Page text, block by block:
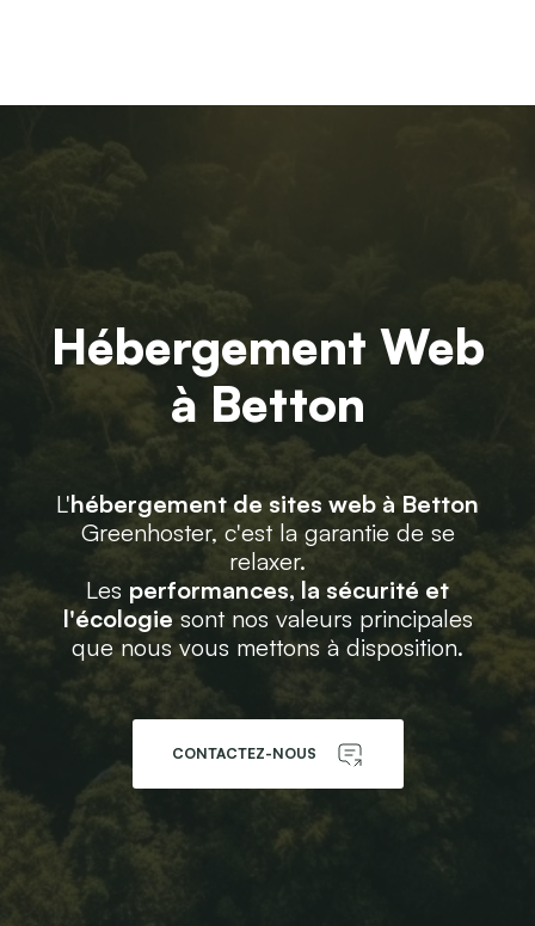
Hébergement Web
à Betton
L'hébergement de sites web à Betton
Greenhoster, c'est la garantie de se
relaxer.
Les performances, la sécurité et
l'écologie sont nos valeurs principales
que nous vous mettons à disposition.
CONTACTEZ-NOUS